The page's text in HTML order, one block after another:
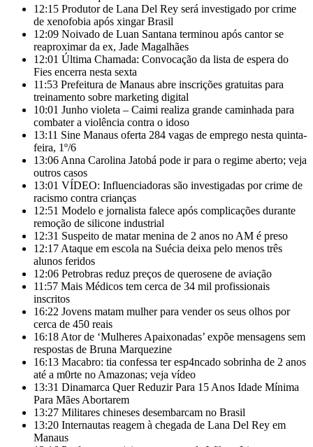
12:15 Produtor de Lana Del Rey será investigado por crime
de xenofobia após xingar Brasil
12:09 Noivado de Luan Santana terminou após cantor se
reaproximar da ex, Jade Magalhães
12:01 Última Chamada: Convocação da lista de espera do
Fies encerra nesta sexta
11:53 Prefeitura de Manaus abre inscrições gratuitas para
treinamento sobre marketing digital
10:01 Junho violeta – Caimi realiza grande caminhada para
combater a violência contra o idoso
13:11 Sine Manaus oferta 284 vagas de emprego nesta quinta-
feira, 1º/6
13:06 Anna Carolina Jatobá pode ir para o regime aberto; veja
outros casos
13:01 VÍDEO: Influenciadoras são investigadas por crime de
racismo contra crianças
12:51 Modelo e jornalista falece após complicações durante
remoção de silicone industrial
12:31 Suspeito de matar menina de 2 anos no AM é preso
12:17 Ataque em escola na Suécia deixa pelo menos três
alunos feridos
12:06 Petrobras reduz preços de querosene de aviação
11:57 Mais Médicos tem cerca de 34 mil profissionais
inscritos
16:22 Jovens matam mulher para vender os seus olhos por
cerca de 450 reais
16:18 Ator de ‘Mulheres Apaixonadas’ expõe mensagens sem
respostas de Bruna Marquezine
16:13 Macabro: tia confessa ter esp4ncado sobrinha de 2 anos
até a m0rte no Amazonas; veja vídeo
13:31 Dinamarca Quer Reduzir Para 15 Anos Idade Mínima
Para Mães Abortarem
13:27 Militares chineses desembarcam no Brasil
13:20 Internautas reagem à chegada de Lana Del Rey em
Manaus